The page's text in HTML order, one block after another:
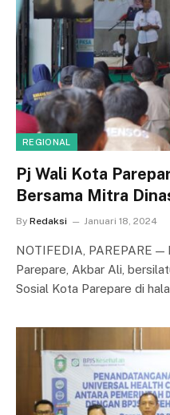
REGIONAL
Pj Wali Kota
Bersama Mitra
By Redaksi Januari 18, 2024
NOTIFEDIA, PAREPARE —
Parepare, Akbar Ali,
Sosial Kota Parepare di